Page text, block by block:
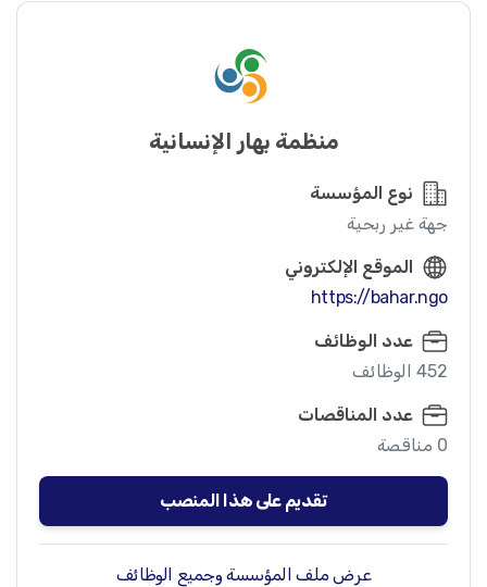
منظمة بهار الإنسانية
نوع المؤسسة
جهة غير ربحية
الموقع الإلكتروني
https://bahar.ngo
عدد الوظائف
452 الوظائف
عدد المناقصات
0 مناقصة
تقديم على هذا المنصب
عرض ملف المؤسسة وجميع الوظائف